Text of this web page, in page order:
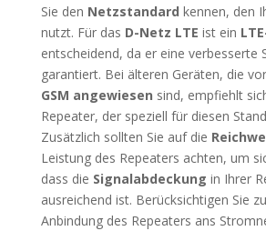
Sie den Netzstandard kennen, den
nutzt. Für das D-Netz LTE ist ein
entscheidend, da er eine verbesserte
garantiert. Bei älteren Geräten, die
GSM angewiesen sind, empfiehlt
Repeater, der speziell für diesen
Zusätzlich sollten Sie auf die
Leistung des Repeaters achten, um
dass die Signalabdeckung in Ihrer
ausreichend ist. Berücksichtigen Sie
Anbindung des Repeaters ans